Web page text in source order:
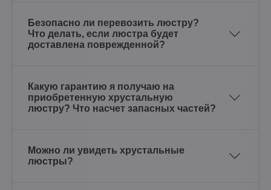
Безопасно ли перевозить люстру?
Что делать, если люстра будет
доставлена поврежденной?
Какую гарантию я получаю на
приобретенную хрустальную
люстру? Что насчет запасных частей?
Можно ли увидеть хрустальные
люстры?